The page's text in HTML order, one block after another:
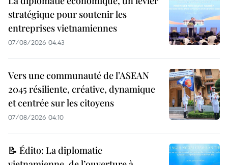
stratégique pour soutenir les
entreprises vietnamiennes
07/08/2026 04:43
Vers une communauté de l’ASEAN
2045 résiliente, créative, dynamique
et centrée sur les citoyens
07/08/2026 04:10
📝 Édito: La diplomatie